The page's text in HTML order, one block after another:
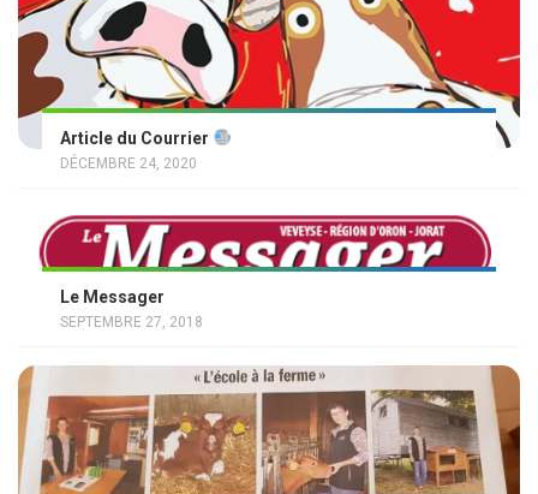
Article du Courrier
DÉCEMBRE 24, 2020
Le Messager
SEPTEMBRE 27, 2018